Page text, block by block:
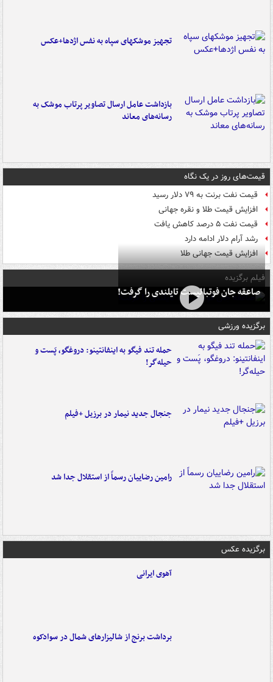
تجهیز موشکهای سپاه به نفس اژدها+عکس
بازداشت عامل ارسال تصاویر پرتاب موشک به
رسانه‌های معاند
قیمت‌های روز در یک نگاه
قیمت نفت برنت به ۷۹ دلار رسید
افزایش قیمت طلا و نقره جهانی
قیمت نفت ۵ درصد کاهش یافت
رشد آرام دلار ادامه دارد
افزایش قیمت جهانی طلا
فیلم برگزیده
صاعقه جان فوتبالیست تایلندی را گرفت!
برگزیده ورزشی
حمله تند فیگو به اینفانتینو: دروغگو، پَست‌ و
حیله‌گر!
جنجال جدید نیمار در برزیل +فیلم
رامین رضاییان رسماً از استقلال جدا شد
برگزیده عکس
آهوی ایرانی
برداشت برنج از شالیزارهای شمال در سوادکوه